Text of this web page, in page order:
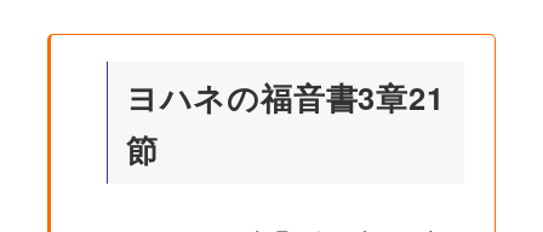
ヨハネの福音書3章21
節